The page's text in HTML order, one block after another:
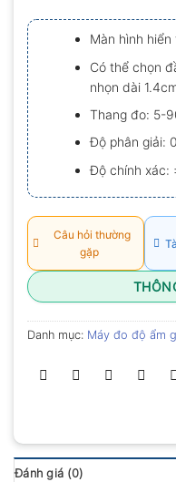
xếp
hạng
0.0
5
sao
Màn hình hiển
Có thể chọn
nhọn dài
Thang đo: 5-
Ðộ phân giải:
Độ chính xác:
Câu hỏi thường
gặp
Danh mục: Máy đo độ ẩm
Đánh giá (0)